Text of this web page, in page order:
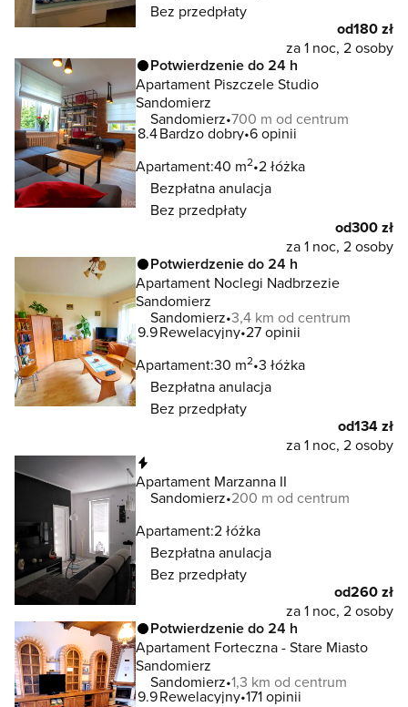
Bez przedpłaty
od180 zł
za 1 noc, 2 osoby
Potwierdzenie do 24 h
Apartament Piszczele Studio
Sandomierz
Sandomierz 700 m od centrum
8.4Bardzo dobry 6 opinii
Apartament:40 m2 2 łóżka
Bezpłatna anulacja
Bez przedpłaty
od300 zł
za 1 noc, 2 osoby
Potwierdzenie do 24 h
Apartament Noclegi Nadbrzezie
Sandomierz
Sandomierz 3,4 km od centrum
9.9Rewelacyjny 27 opinii
Apartament:30 m2 3 łóżka
Bezpłatna anulacja
Bez przedpłaty
od134 zł
za 1 noc, 2 osoby
Apartament Marzanna II
Sandomierz 200 m od centrum
Apartament:2 łóżka
Bezpłatna anulacja
Bez przedpłaty
od260 zł
za 1 noc, 2 osoby
Potwierdzenie do 24 h
Apartament Forteczna - Stare Miasto
Sandomierz
Sandomierz 1,3 km od centrum
9.9Rewelacyjny 171 opinii